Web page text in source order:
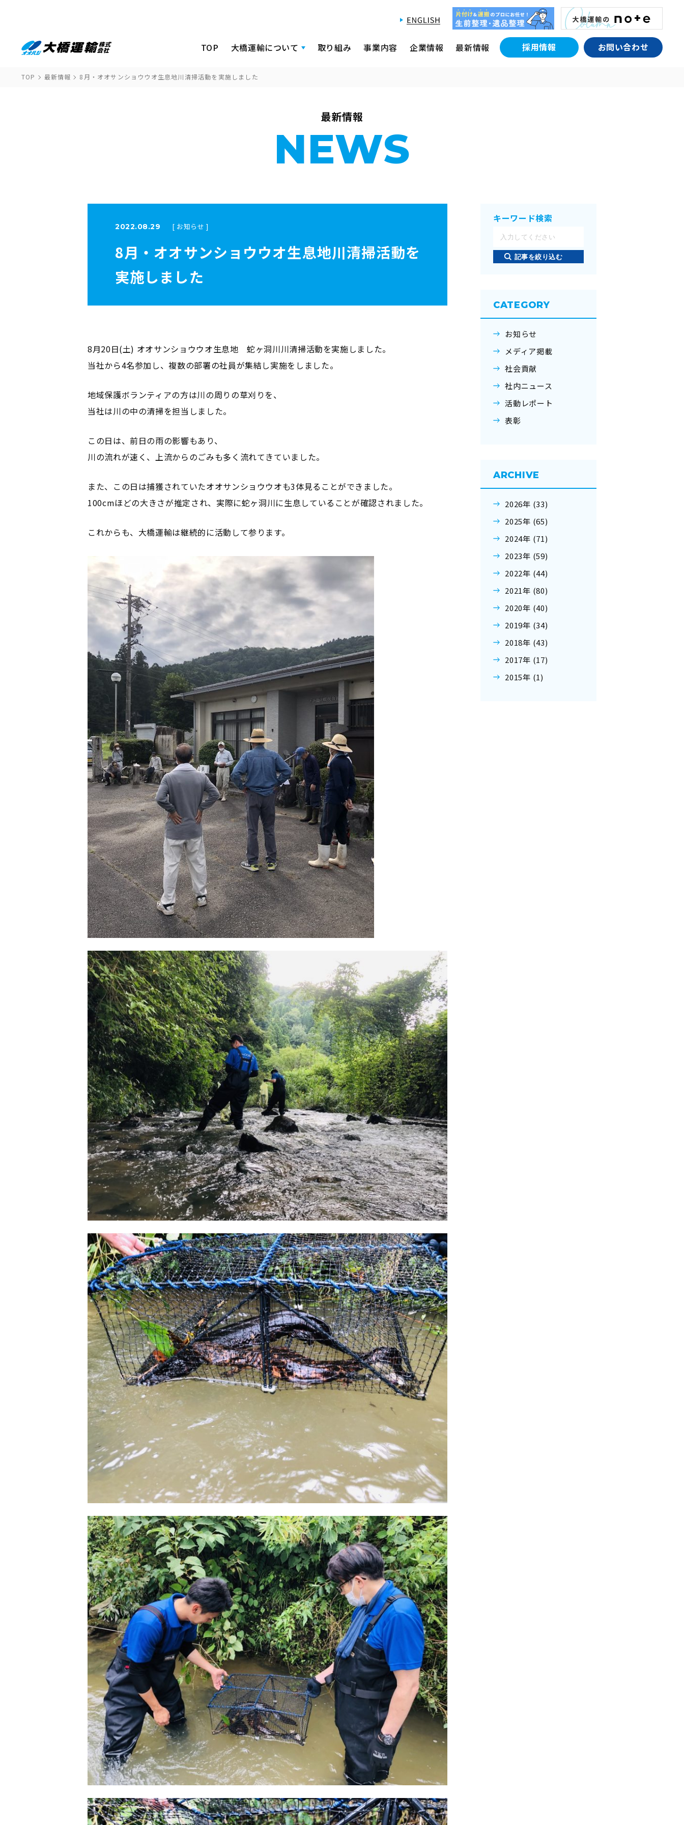
TOP 大橋運輸について 取り組み 事業内容 企業情報 最新情報 採用情報 お問い合わせ
TOP 最新情報 8月・オオサンショウウオ生息地川清掃活動を実施しました
最新情報
NEWS
2022.08.29 [ お知らせ ]
8月・オオサンショウウオ生息地川清掃活動を
実施しました
8月20日(土) オオサンショウウオ生息地 蛇ヶ洞川川清掃活動を実施しました。
当社から4名参加し、複数の部署の社員が集結し実施をしました。
地域保護ボランティアの方は川の周りの草刈りを、
当社は川の中の清掃を担当しました。
この日は、前日の雨の影響もあり、
川の流れが速く、上流からのごみも多く流れてきていました。
また、この日は捕獲されていたオオサンショウウオも3体見ることができました。
100cmほどの大きさが推定され、実際に蛇ヶ洞川に生息していることが確認されました。
これからも、大橋運輸は継続的に活動して参ります。
キーワード検索
記事を絞り込む
CATEGORY
お知らせ
メディア掲載
社会貢献
社内ニュース
活動レポート
表彰
ARCHIVE
2026年 (33)
2025年 (65)
2024年 (71)
2023年 (59)
2022年 (44)
2021年 (80)
2020年 (40)
2019年 (34)
2018年 (43)
2017年 (17)
2015年 (1)